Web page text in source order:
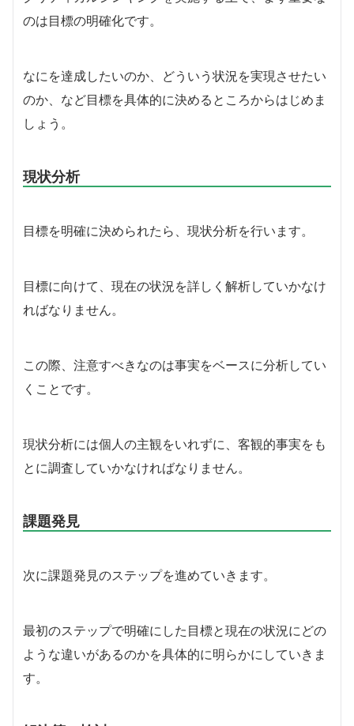
のは目標の明確化です。
なにを達成したいのか、どういう状況を実現させたい
のか、など目標を具体的に決めるところからはじめま
しょう。
現状分析
目標を明確に決められたら、現状分析を行います。
目標に向けて、現在の状況を詳しく解析していかなけ
ればなりません。
この際、注意すべきなのは事実をベースに分析してい
くことです。
現状分析には個人の主観をいれずに、客観的事実をも
とに調査していかなければなりません。
課題発見
次に課題発見のステップを進めていきます。
最初のステップで明確にした目標と現在の状況にどの
ような違いがあるのかを具体的に明らかにしていきま
す。